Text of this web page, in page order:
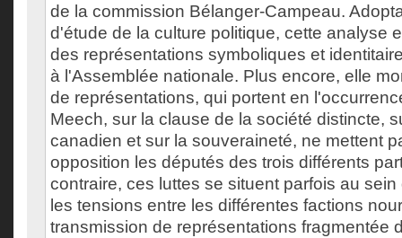
de la commission Bélanger-Campeau.
d'étude de la culture politique, cette analyse
des représentations symboliques et
à l'Assemblée nationale. Plus encore, elle
de représentations, qui portent en
Meech, sur la clause de la société distincte,
canadien et sur la souveraineté, ne mettent
opposition les députés des trois différents
contraire, ces luttes se situent parfois au
les tensions entre les différentes factions
transmission de représentations fragmentée